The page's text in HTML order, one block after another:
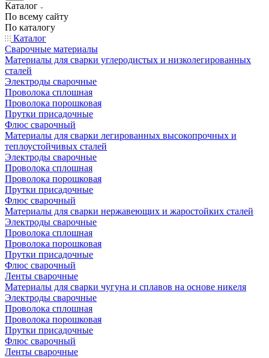
Каталог
По всему сайту
По каталогу
Каталог
Сварочные материалы
Материалы для сварки углеродистых и низколегированных
сталей
Электроды сварочные
Проволока сплошная
Проволока порошковая
Прутки присадочные
Флюс сварочный
Материалы для сварки легированных высокопрочных и
теплоустойчивых сталей
Электроды сварочные
Проволока сплошная
Проволока порошковая
Прутки присадочные
Флюс сварочный
Материалы для сварки нержавеющих и жаростойких сталей
Электроды сварочные
Проволока сплошная
Проволока порошковая
Прутки присадочные
Флюс сварочный
Ленты сварочные
Материалы для сварки чугуна и сплавов на основе никеля
Электроды сварочные
Проволока сплошная
Проволока порошковая
Прутки присадочные
Флюс сварочный
Ленты сварочные